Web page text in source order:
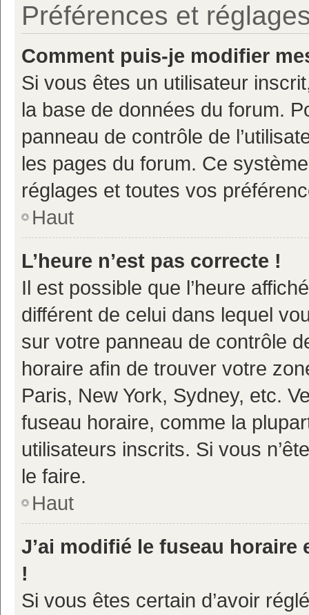
Préférences et
Comment puis-je modifier
Si vous êtes un utilisateur
la base de données du forum.
panneau de contrôle de
les pages du forum. Ce
réglages et toutes vos
Haut
L’heure n’est pas correcte !
Il est possible que l’heure
différent de celui dans lequel
sur votre panneau de contrôle
horaire afin de trouver votre
Paris, New York, Sydney, etc.
fuseau horaire, comme la
utilisateurs inscrits. Si vous
le faire.
Haut
J’ai modifié le fuseau horaire
!
Si vous êtes certain d’avoir